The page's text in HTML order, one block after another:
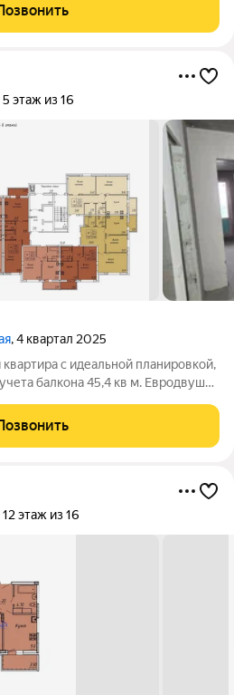
Блок сeкция В г.
5 этаж из 16
, 4 квартал 2025
с идеальной планировкой,
балкона 45,4 кв м. Евродвушка
кв м. Сданная часть дома, можно
12 этаж из 16